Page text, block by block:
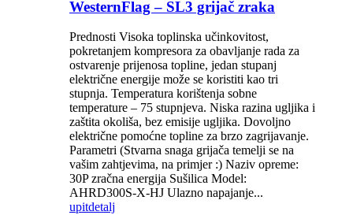
WesternFlag – SL3 grijač zraka
Prednosti Visoka toplinska učinkovitost,
pokretanjem kompresora za obavljanje rada za
ostvarenje prijenosa topline, jedan stupanj
električne energije može se koristiti kao tri
stupnja. Temperatura korištenja sobne
temperature – 75 stupnjeva. Niska razina ugljika i
zaštita okoliša, bez emisije ugljika. Dovoljno
električne pomoćne topline za brzo zagrijavanje.
Parametri (Stvarna snaga grijača temelji se na
vašim zahtjevima, na primjer :) Naziv opreme:
30P zračna energija Sušilica Model:
AHRD300S-X-HJ Ulazno napajanje...
upitdetalj